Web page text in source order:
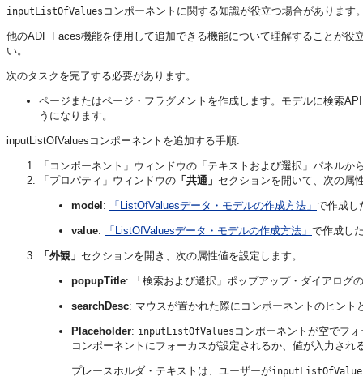
inputListOfValues コンポーネントに関する知識が役立つ場合があります
他のADF Faces機能を使用して追加できる機能について理解することが役
い。
次のタスクを完了する必要があります。
ページまたはページ・フラグメントを作成します。モデルに検索
うになります。
inputListOfValuesコンポーネントを追加する手順:
「コンポーネント」ウィンドウの「テキストおよび選択」パネルか
「プロパティ」ウィンドウの 「共通」 セクションを開いて、次の属
model : 「ListOfValuesデータ・モデルの作成方法」 で作成し
value: 「ListOfValuesデータ・モデルの作成方法」 で作成し
「外観」 セクションを開き、次の属性値を設定します。
popupTitle: 「検索および選択」ポップアップ・ダイアログ
searchDesc: マウスが置かれた際にコンポーネントのヒント
Placeholder: inputListOfValues コンポーネントが空でフ
コンポーネントにフォーカスが設定されるか、値が入力さ
プレースホルダ・テキストは、ユーザーが